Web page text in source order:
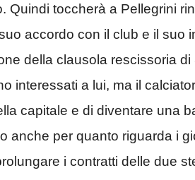
Quindi toccherà a Pellegrini
accordo con il club e il suo
della clausola rescissoria
interessati a lui, ma il
capitale e di diventare una
anche per quanto riguarda i
i contratti delle due